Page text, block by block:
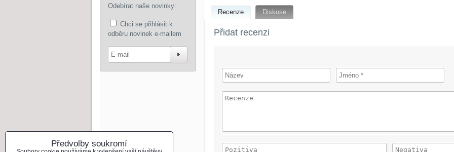
Recenze Diskuse
Přidat recenzi
Odebírat naše novinky:
Chci se přihlásit k
odběru novinek e-mailem
Předvolby soukromí